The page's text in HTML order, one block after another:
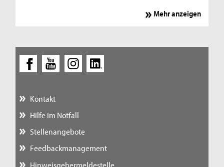
Mehr anzeigen
Kontakt
Hilfe im Notfall
Stellenangebote
Feedbackmanagement
Hinweisgebermeldestelle